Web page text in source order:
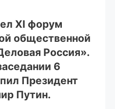
XI форум
общественной
Россия».
6
Президент
Путин.